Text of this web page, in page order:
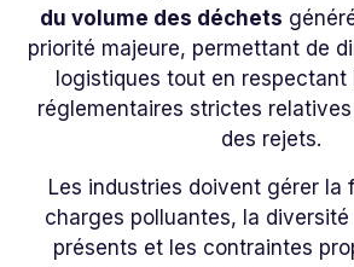
du volume des déchets
priorité majeure, permettant de
logistiques tout en respectant
réglementaires strictes
des rejets.
Les industries doivent gérer la
charges polluantes, la
présents et les contraintes